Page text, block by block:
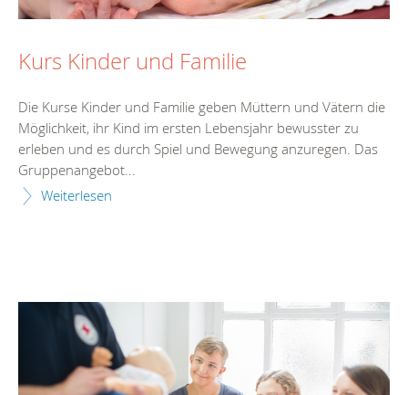
Kurs Kinder und Familie
Die Kurse Kinder und Familie geben Müttern und Vätern die
Möglichkeit, ihr Kind im ersten Lebensjahr bewusster zu
erleben und es durch Spiel und Bewegung anzuregen. Das
Gruppenangebot...
Weiterlesen